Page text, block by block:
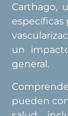
Carthago,
específicas
un
general.
pueden